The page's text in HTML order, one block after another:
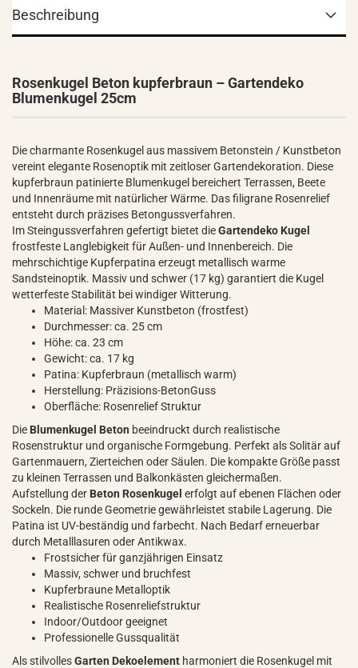
Beschreibung
Rosenkugel Beton kupferbraun – Gartendeko
Blumenkugel 25cm
Die charmante Rosenkugel aus massivem Betonstein / Kunstbeton
vereint elegante Rosenoptik mit zeitloser Gartendekoration. Diese
kupferbraun patinierte Blumenkugel bereichert Terrassen, Beete
und Innenräume mit natürlicher Wärme. Das filigrane Rosenrelief
entsteht durch präzises Betongussverfahren.
Im Steingussverfahren gefertigt bietet dieGartendeko Kugel
frostfeste Langlebigkeit für Außen- und Innenbereich. Die
mehrschichtige Kupferpatina erzeugt metallisch warme
Sandsteinoptik. Massiv und schwer (17 kg) garantiert die Kugel
wetterfeste Stabilität bei windiger Witterung.
Material: Massiver Kunstbeton (frostfest)
Durchmesser: ca. 25 cm
Höhe: ca. 23 cm
Gewicht: ca. 17 kg
Patina: Kupferbraun (metallisch warm)
Herstellung: Präzisions-BetonGuss
Oberfläche: Rosenrelief Struktur
Die Blumenkugel Beton beeindruckt durch realistische
Rosenstruktur und organische Formgebung. Perfekt als Solitär auf
Gartenmauern, Zierteichen oder Säulen. Die kompakte Größe passt
zu kleinen Terrassen und Balkonkästen gleichermaßen.
Aufstellung der Beton Rosenkugel erfolgt auf ebenen Flächen oder
Sockeln. Die runde Geometrie gewährleistet stabile Lagerung. Die
Patina ist UV-beständig und farbecht. Nach Bedarf erneuerbar
durch Metalllasuren oder Antikwax.
Frostsicher für ganzjährigen Einsatz
Massiv, schwer und bruchfest
Kupferbraune Metalloptik
Realistische Rosenreliefstruktur
Indoor/Outdoor geeignet
Professionelle Gussqualität
Als stilvollesGarten Dekoelement harmoniert die Rosenkugel mit